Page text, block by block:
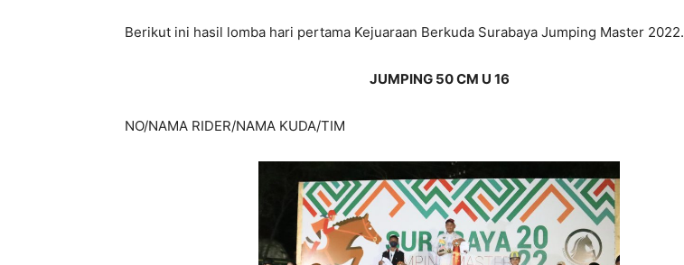
Berikut ini hasil lomba hari pertama Kejuaraan Berkuda Surabaya Jumping Master 2022.
JUMPING 50 CM U 16
NO/NAMA RIDER/NAMA KUDA/TIM